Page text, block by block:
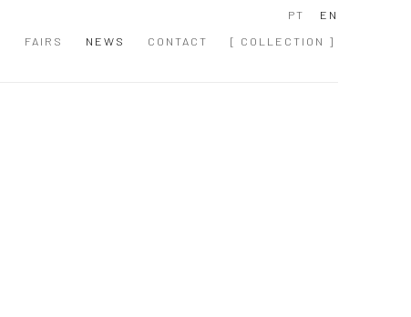
FAIRS NEWS CONTACT [ COLLECTION ]
PT EN